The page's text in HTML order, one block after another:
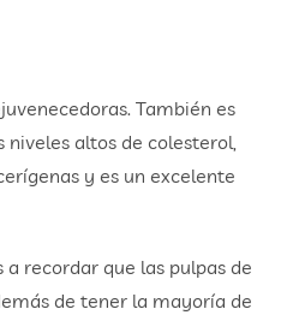
También es
altos de colesterol,
y es un excelente
recordar que las pulpas de
de tener la mayoría de